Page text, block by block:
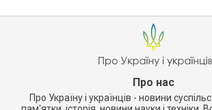
Про нас
Про Україну і українців - новини